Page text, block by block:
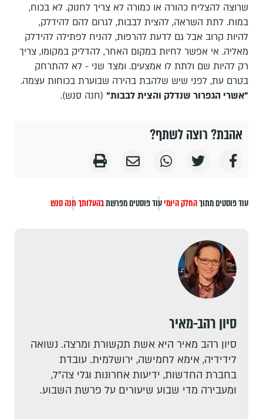
שרוצה להצליח כהורה או כמורה לא צריך לחנוק. לא בכוח,
במוח. לתת השראה, להצית לבבות, לגרום להם להידלק,
להיות קרוב אבל גם לדעת להרפות, להניח לפתילה להידלק
מאליה. אי אפשר לחיות במקום האחר, להדליק במקומו, צריך
רק להיות שם ולתת לו אמצעים. ומצד שני - לא להתרחק
בטרם עת, לפני שיש שלהבת בהירה שבוערת בכוחות עצמה.
"אשרי הגפרור שנדלק והצית לבבות" (חנה סנש).
אהבת? רוצה לשתף?
עוד פוסטים מתוךהחלק היומיעוד פוסטים מפרשתבהעלותךחנה סנש
סיון רהב-מאיר
סיון רהב מאיר היא אשת תקשורת ומרצה. נשואה
לידידיה, אימא לחמישה, ירושלמית. עובדת
בחברת החדשות, ידיעות אחרונות וגלי צה"ל,
ומעבירה מדי שבוע שיעורים על פרשת השבוע.